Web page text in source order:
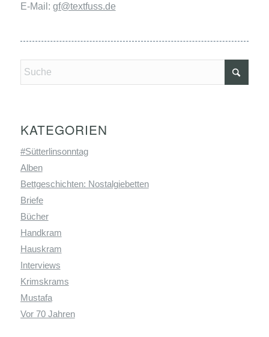
E-Mail: gf@textfuss.de
KATEGORIEN
#Sütterlinsonntag
Alben
Bettgeschichten: Nostalgiebetten
Briefe
Bücher
Handkram
Hauskram
Interviews
Krimskrams
Mustafa
Vor 70 Jahren